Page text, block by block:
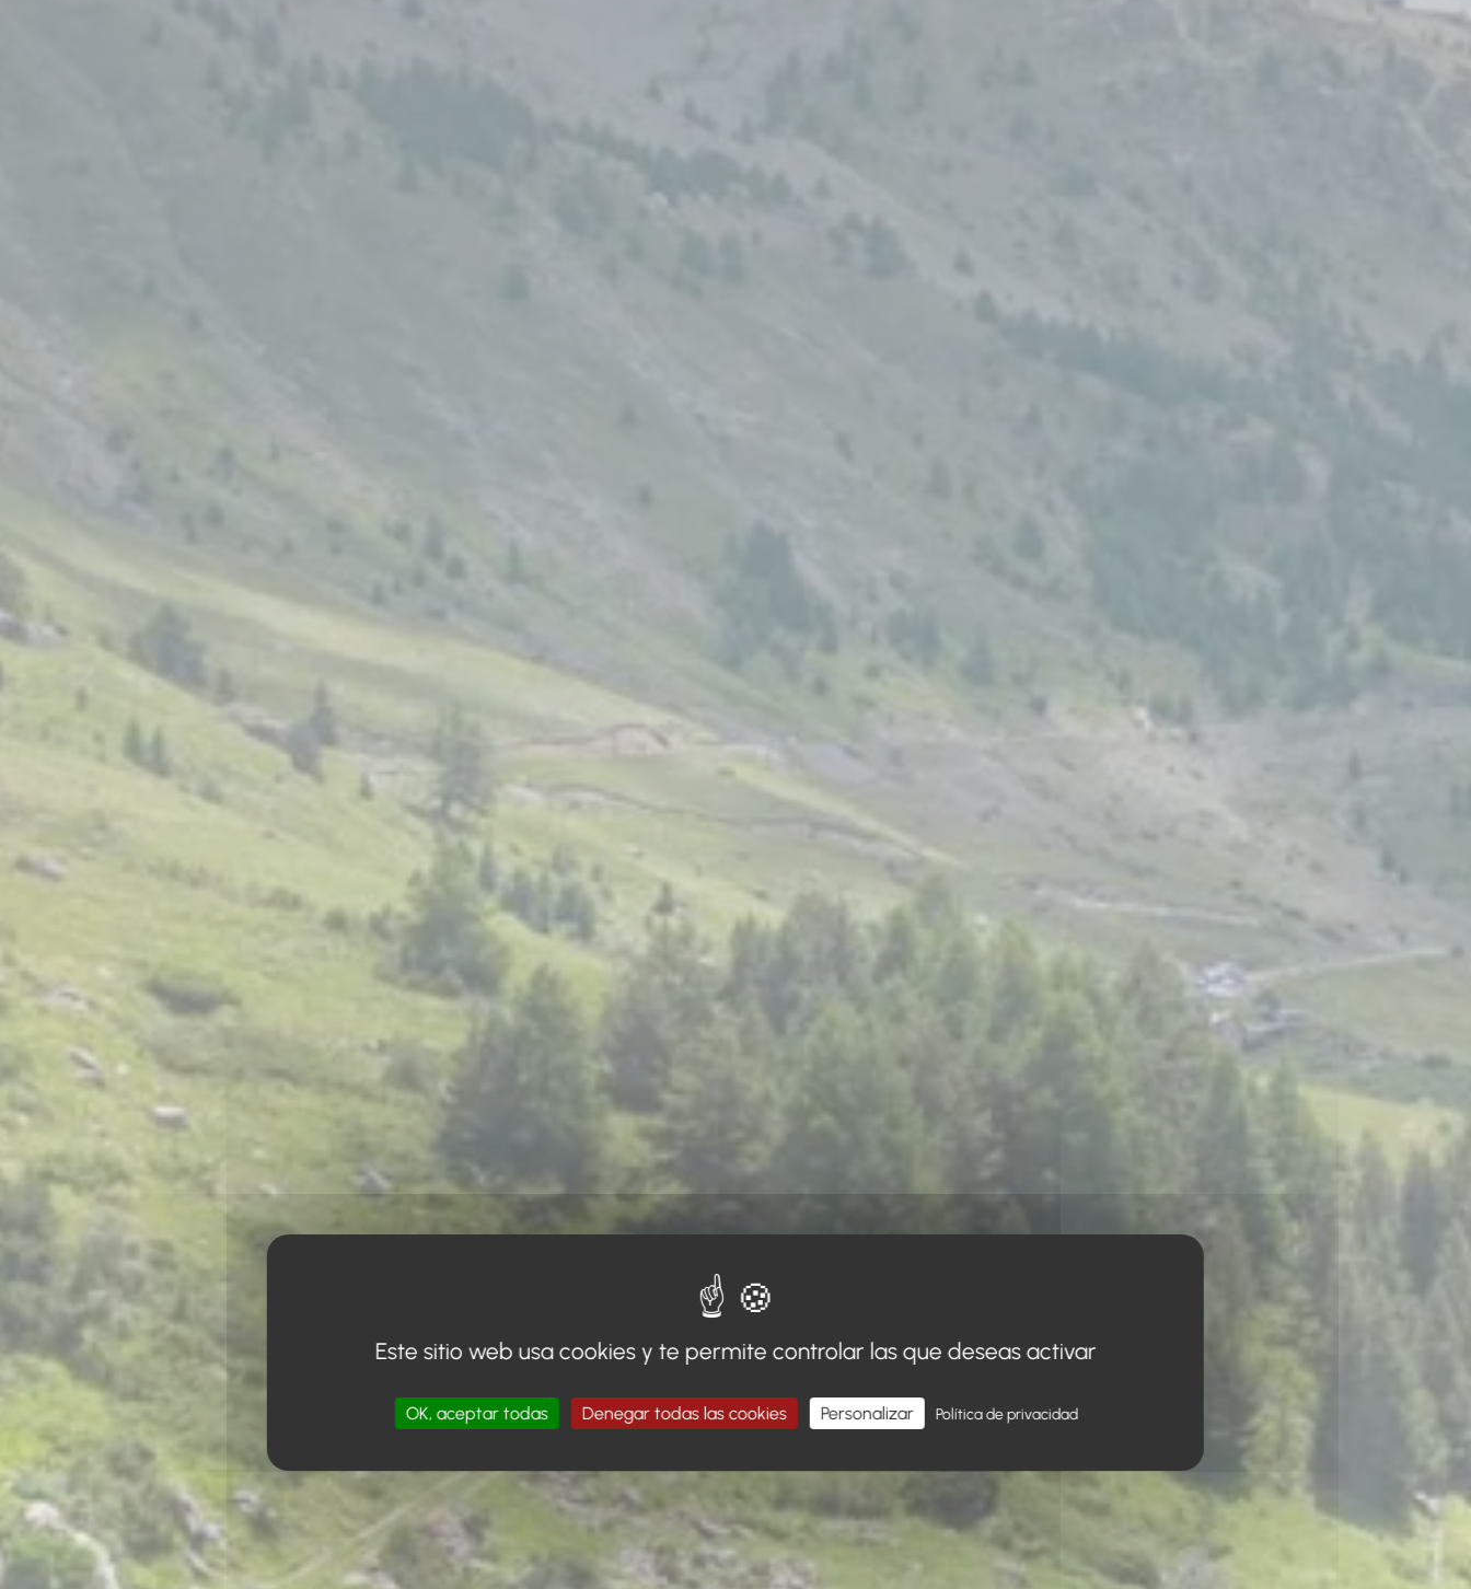
Este sitio web usa cookies y te permite controlar las que deseas activar
OK, aceptar todas Denegar todas las cookies Personalizar Política de privacidad